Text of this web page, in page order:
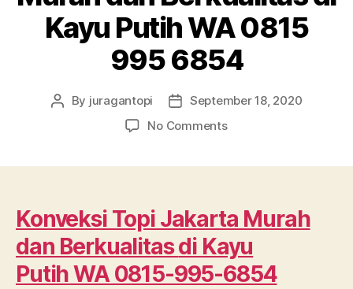
Kayu Putih WA 0815
995 6854
Post
By juragantopi
PostSeptember 18, 2020
No Commentson
dan
Berkualitas
di
Kayu
Putih
Konveksi Topi Jakarta Murah
dan Berkualitasdi Kayu
PutihWA 0815-995-6854